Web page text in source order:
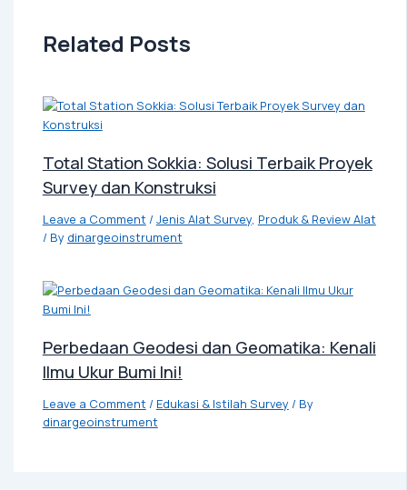
Related Posts
Total Station Sokkia: Solusi Terbaik Proyek
Survey dan Konstruksi
Leave a Comment/ Jenis Alat Survey, Produk & Review Alat
/ By dinargeoinstrument
Perbedaan Geodesi dan Geomatika: Kenali
Ilmu Ukur Bumi Ini!
Leave a Comment/ Edukasi & Istilah Survey/ By
dinargeoinstrument